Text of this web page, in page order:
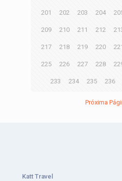
201 202 203 204
209 210 211 212
217 218 219 220
225 226 227 228
233 234 235 236
Próxima
Katt Travel